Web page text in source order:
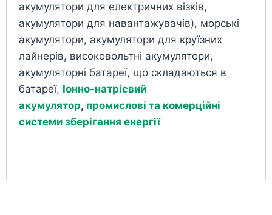
акумулятори для електричних візків,
акумулятори для навантажувачів), морські
акумулятори, акумулятори для круїзних
лайнерів, високовольтні акумулятори,
акумуляторні батареї, що складаються в
батареї, Іонно-натрієвий
акумулятор, промислові та комерційні
системи зберігання енергії